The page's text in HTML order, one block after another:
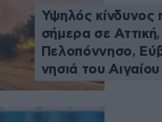
Υψηλός κίνδυνος
σήμερα σε
Πελοπόννησο,
νησιά του Αιγαίου